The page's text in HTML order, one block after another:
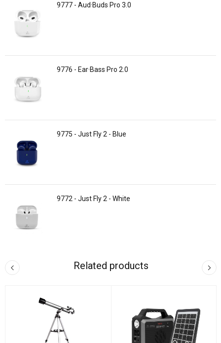
9777 - Aud·Buds Pro 3.0
9776 - Ear·Bass Pro 2.0
9775 - Just Fly 2 - Blue
9772 - Just Fly 2 - White
Related products